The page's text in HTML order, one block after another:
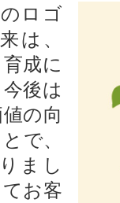
ロゴ
は、
成に
後は
の向
で、
まし
お客